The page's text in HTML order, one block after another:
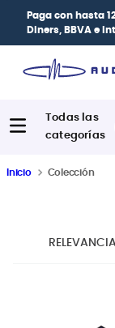
Paga con hasta
Diners, BBVA e
Inicio Colección